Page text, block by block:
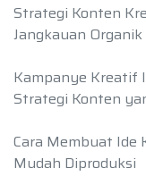
Strategi Konten
Jangkauan
Kampanye Kreatif
Strategi Konten
Cara Membuat Ide
Mudah Diproduksi